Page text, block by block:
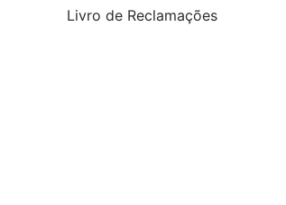
Livro de Reclamações